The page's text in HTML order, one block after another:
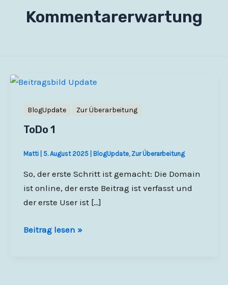
Kommentarerwartung
BlogUpdate Zur Überarbeitung
ToDo 1
Matti 5. August 2025 BlogUpdate, Zur Überarbeitung
So, der erste Schritt ist gemacht: Die Domain
ist online, der erste Beitrag ist verfasst und
der erste User ist […]
ToDo
Beitrag lesen »